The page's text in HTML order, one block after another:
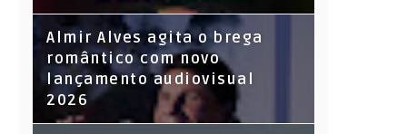
Almir Alves agita o brega
romântico com novo
lançamento audiovisual
2026